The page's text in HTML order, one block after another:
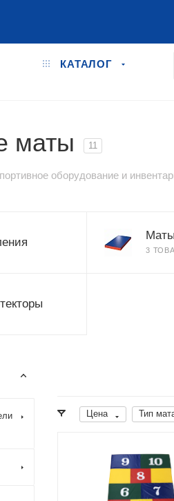
КАТАЛОГ
маты 11
оборудование и
3
Цена Тип